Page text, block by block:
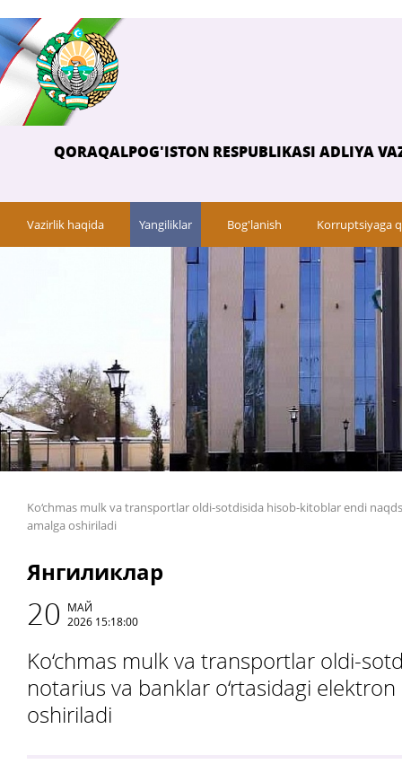
QORAQALPOG'ISTON RESPUBLIKASI ADLIYA
Vazirlik haqida Yangiliklar Bog'lanish Korruptsiyaga
Ko‘chmas mulk va transportlar oldi-sotdisida hisob-kitoblar endi
amalga oshiriladi
Янгиликлар
20 МАЙ
2026 15:18:00
Ko‘chmas mulk va transportlar oldi-
notarius va banklar o‘rtasidagi
oshiriladi